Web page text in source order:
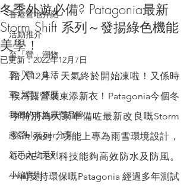
香港營地介紹
活動推介
至「營」潮物
至「營」生活
至「營」經歷
我們的本地露營品牌
露營blogger分享
新手入坑系列
小編實測
冬季外遊必備? Patagonia最新
Storm Shift 系列～發揚綠色機能
美學！
已更新：2022年12月7日
踏入12月，天氣終於開始凍啦！又係時
候為露營裝束添新衣！Patagonia今個冬
季特別為大家準備咗最新改良嘅Storm
Shift 系列，功能上專為雨雪環境設計，
GORE-TEX 科技能夠高效防水及防風。
一向支持環保嘅Patagonia 經過多年測試